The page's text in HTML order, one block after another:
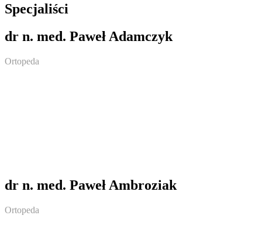
Specjaliści
dr n. med. Paweł Adamczyk
Ortopeda
dr n. med. Paweł Ambroziak
Ortopeda